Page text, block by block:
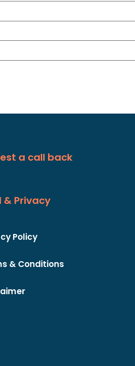
a call back
& Privacy
Policy
& Conditions